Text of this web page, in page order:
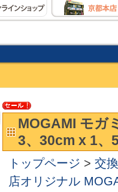
MOGAMI モガ
3、30cm x 1、
トップページ > 交
店オリジナル